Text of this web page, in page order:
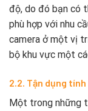
độ, do đó bạn có
phù hợp với nhu
camera ở một vị
bộ khu vực một
2.2. Tận dụng
Một trong những